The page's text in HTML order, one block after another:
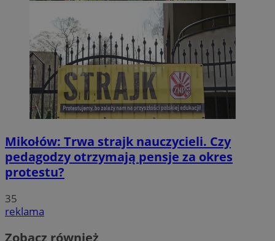
Mikołów: Trwa strajk nauczycieli. Czy
pedagodzy otrzymają pensje za okres
protestu?
35
reklama